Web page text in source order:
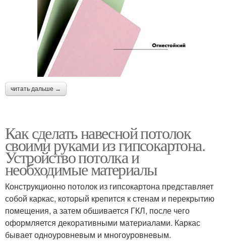
читать дальше →
Как сделать навесной потолок
своими руками из гипсокартона.
Устройство потолка и
необходимые материалы
Конструкционно потолок из гипсокартона представляет
собой каркас, который крепится к стенам и перекрытию
помещения, а затем обшивается ГКЛ, после чего
оформляется декоративными материалами. Каркас
бывает одноуровневым и многоуровневым.